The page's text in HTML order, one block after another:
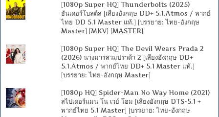
[1080p Super HQ] Thunderbolts (2025)
ธันเดอร์โบลต์ส [เสียงอังกฤษ DD+ 5.1.Atmos / พากย์
ไทย DD 5.1 Master แท้.] [บรรยาย: ไทย-อังกฤษ
Master] [MKV] [MASTER]
[1080p Super HQ] The Devil Wears Prada 2
(2026) นางมารสวมปราด้า 2 [เสียงอังกฤษ DD+
5.1.Atmos / พากย์ไทย DD+ 5.1 Master แท้.]
[บรรยาย: ไทย-อังกฤษ Master]
[1080p HQ] Spider-Man No Way Home (2021)
สไปเดอร์แมน โน เวย์ โฮม [เสียงอังกฤษ DTS-5.1 +
พากย์ไทย 5.1 Master] [บรรยาย: ไทย-อังกฤษ